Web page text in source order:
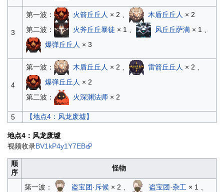
3
第一波： 火箭丘丘人 × 2 、 木盾丘丘人 × 2
第二波：
火斧丘丘暴徒 × 1 、 风丘丘萨满× 1 、
爆弹丘丘人 × 3
4
第一波： 木盾丘丘人 × 2 、 雷箭丘丘人 × 2 、
爆弹丘丘人 × 2
第二波：
火深渊法师× 2
5 【地点4：风龙废墟】
地点4：风龙废墟
视频收录BV1kP4y1Y7EB
顺
序
怪物
第一波： 盗宝团·斥候× 2 、 盗宝团·杂工 × 1 、